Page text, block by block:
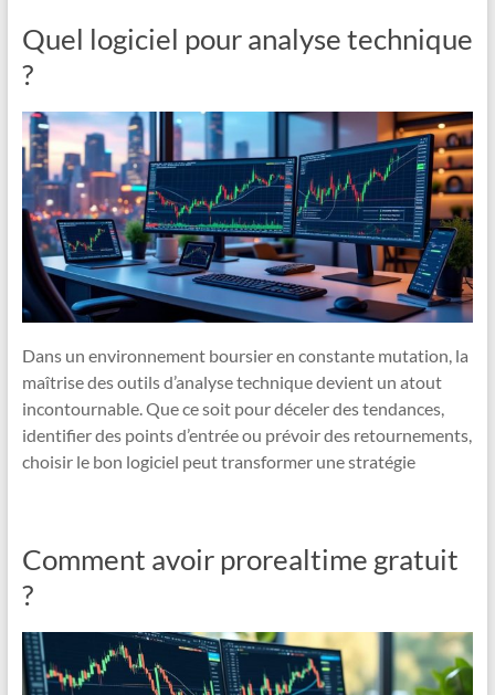
Quel logiciel pour analyse technique
?
Dans un environnement boursier en constante mutation, la
maîtrise des outils d’analyse technique devient un atout
incontournable. Que ce soit pour déceler des tendances,
identifier des points d’entrée ou prévoir des retournements,
choisir le bon logiciel peut transformer une stratégie
Comment avoir prorealtime gratuit
?